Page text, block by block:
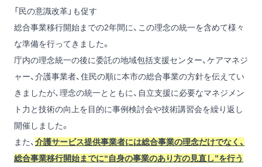
「民の意識改革」も促す
総合事業移行開始までの2年間に、この理念の統一を含めて様々
な準備を行ってきました。
庁内の理念統一の後に委託の地域包括支援センター、ケアマネジ
ャー、介護事業者、住民の順に本市の総合事業の方針を伝えてい
きましたが、理念の統一とともに、自立支援に必要なマネジメン
ト力と技術の向上を目的に事例検討会や技術講習会を繰り返し
開催しました。
また、 介護サービス提供事業者には総合事業の理念だけでなく、
総合事業移行開始までに“自身の事業のあり方の見直し”を行う